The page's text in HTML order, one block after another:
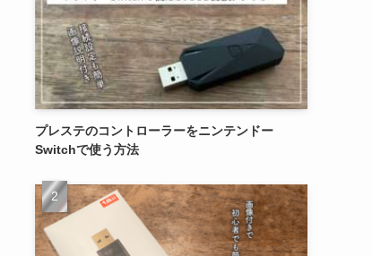
プレステのコントローラーをニンテンドー
Switchで使う方法